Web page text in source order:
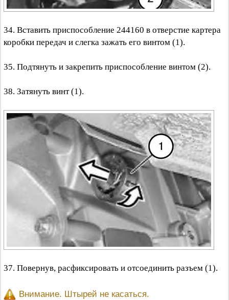
34. Вставить приспособление 244160 в отверстие картера
коробки передач и слегка зажать его винтом (1).
35. Подтянуть и закрепить приспособление винтом (2).
38. Затянуть винт (1).
37. Повернув, расфиксировать и отсоединить разъем (1).
Внимание. Штырей не касаться.